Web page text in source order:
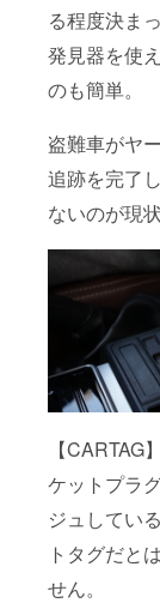
る程度決ま
発見器を使
のも簡単。
盗難車がヤ
追跡を完了
ないのが現状
【CARTAG
ケットプラ
ジュしてい
トタグだと
せん。